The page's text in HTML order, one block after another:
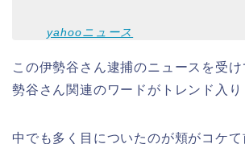
yahooニュース
この伊勢谷さん逮捕のニュースを受
勢谷さん関連のワードがトレンド入り
中でも多く目についたのが頬がコケて